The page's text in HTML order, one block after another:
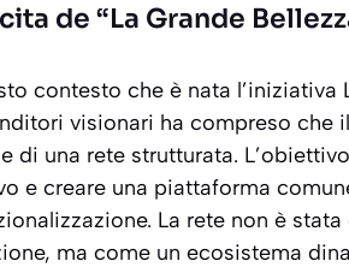
de “La Grande
contesto che è nata l’iniziativa
visionari ha compreso che
di una rete strutturata.
e creare una piattaforma
La rete non è
ma come un ecosistema